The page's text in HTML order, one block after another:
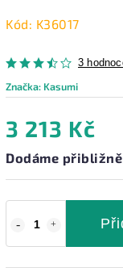
Kód: K36017
3
Značka: Kasumi
3 213 Kč
Dodáme